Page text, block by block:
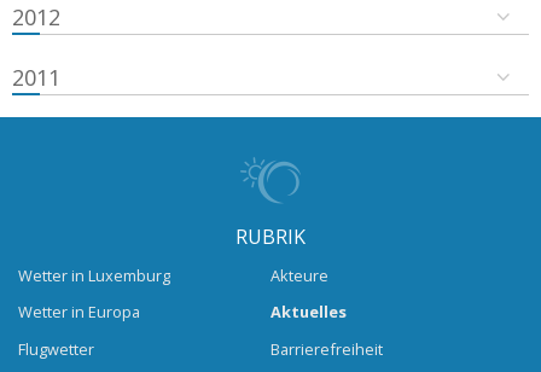
2012
2011
RUBRIK
Wetter in Luxemburg
Wetter in Europa
Flugwetter
Akteure
Aktuelles
Barrierefreiheit